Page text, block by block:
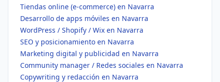
Tiendas online (e-commerce) en Navarra
Desarrollo de apps móviles en Navarra
WordPress / Shopify / Wix en Navarra
SEO y posicionamiento en Navarra
Marketing digital y publicidad en Navarra
Community manager / Redes sociales en Navarra
Copywriting y redacción en Navarra